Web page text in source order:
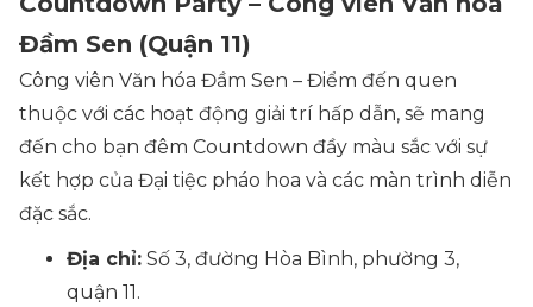
Đầm Sen (Quận 11)
Công viên Văn hóa Đầm Sen – Điểm đến quen
thuộc với các hoạt động giải trí hấp dẫn, sẽ mang
đến cho bạn đêm Countdown đầy màu sắc với sự
kết hợp của Đại tiệc pháo hoa và các màn trình diễn
đặc sắc.
Địa chỉ: Số 3, đường Hòa Bình, phường 3,
quận 11.